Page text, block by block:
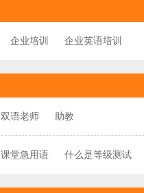
企业培训 企业英语培训
双语老师 助教
课堂急用语 什么是等级测试